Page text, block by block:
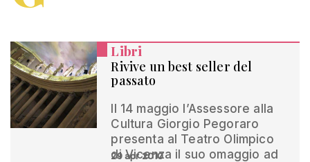
Libri
Rivive un best seller del
passato
Il 14 maggio l’Assessore alla
Cultura Giorgio Pegoraro
presenta al Teatro Olimpico
di Vicenza il suo omaggio ad
29 apr 2010